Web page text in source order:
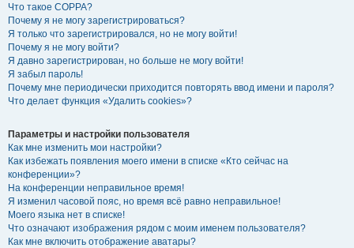
Что такое COPPA?
Почему я не могу зарегистрироваться?
Я только что зарегистрировался, но не могу войти!
Почему я не могу войти?
Я давно зарегистрирован, но больше не могу войти!
Я забыл пароль!
Почему мне периодически приходится повторять ввод имени и пароля?
Что делает функция «Удалить cookies»?
Параметры и настройки пользователя
Как мне изменить мои настройки?
Как избежать появления моего имени в списке «Кто сейчас на
конференции»?
На конференции неправильное время!
Я изменил часовой пояс, но время всё равно неправильное!
Моего языка нет в списке!
Что означают изображения рядом с моим именем пользователя?
Как мне включить отображение аватары?